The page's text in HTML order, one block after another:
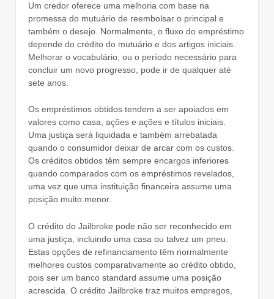
Um credor oferece uma melhoria com base na
promessa do mutuário de reembolsar o principal e
também o desejo. Normalmente, o fluxo do empréstimo
depende do crédito do mutuário e dos artigos iniciais.
Melhorar o vocabulário, ou o período necessário para
concluir um novo progresso, pode ir de qualquer até
sete anos.
Os empréstimos obtidos tendem a ser apoiados em
valores como casa, ações e ações e títulos iniciais.
Uma justiça será liquidada e também arrebatada
quando o consumidor deixar de arcar com os custos.
Os créditos obtidos têm sempre encargos inferiores
quando comparados com os empréstimos revelados,
uma vez que uma instituição financeira assume uma
posição muito menor.
O crédito do Jailbroke pode não ser reconhecido em
uma justiça, incluindo uma casa ou talvez um pneu.
Estas opções de refinanciamento têm normalmente
melhores custos comparativamente ao crédito obtido,
pois ser um banco standard assume uma posição
acrescida. O crédito Jailbroke traz muitos empregos,